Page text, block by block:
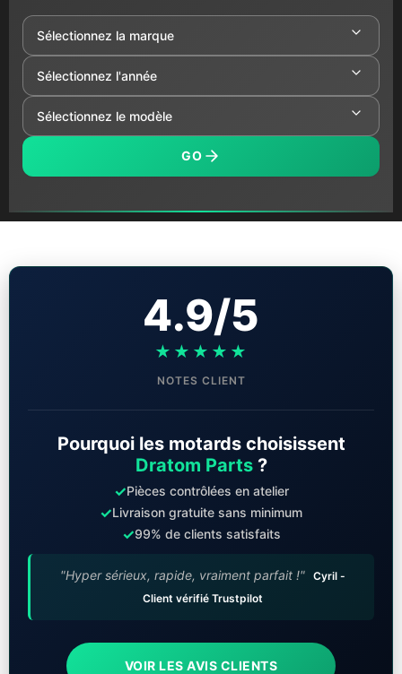
GO
4.9/5
★★★★★
NOTES CLIENT
Pourquoi les motards choisissent
Dratom Parts?
✓Pièces contrôlées en atelier
✓Livraison gratuite sans minimum
✓99% de clients satisfaits
"Hyper sérieux, rapide, vraiment parfait !" Cyril -
Client vérifié Trustpilot
VOIR LES AVIS CLIENTS